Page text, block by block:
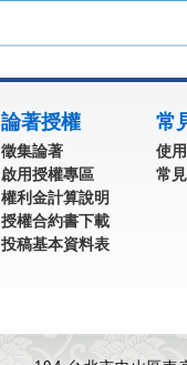
論著授權
徵集論著
啟用授權專區
權利金計算說明
授權合約書下載
投稿基本資料表
常
使
常